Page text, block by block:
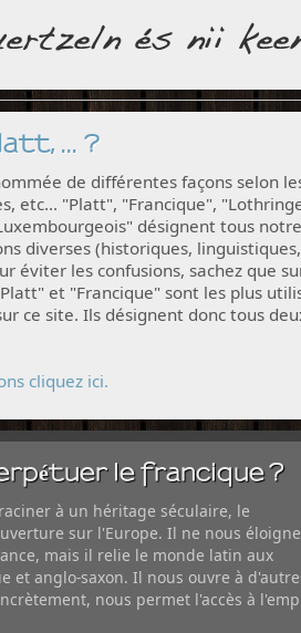
... ?
de différentes façons selon
etc... "Platt", "Francique",
désignent tous notre
diverses (historiques, linguistiques,
éviter les confusions, sachez que
et "Francique" sont les plus
ce site. Ils désignent donc tous
cliquez ici.
le francique ?
à un héritage séculaire, le
sur l'Europe. Il ne nous éloigne
mais il relie le monde latin aux
et anglo-saxon. Il nous ouvre à
nous permet l'accès à